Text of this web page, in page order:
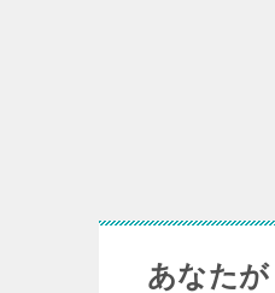
あなた